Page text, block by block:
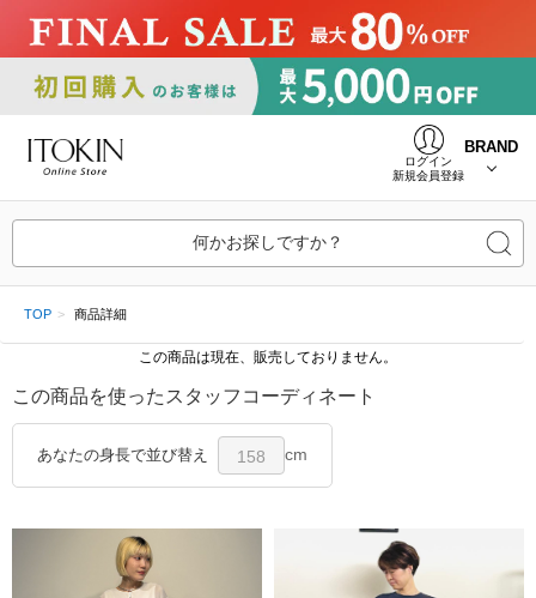
ログイン
新規会員登録
BRAND
何かお探しですか？
TOP 商品詳細
この商品は現在、販売しておりません。
この商品を使ったスタッフコーディネート
あなたの身長で並び替え 158 cm